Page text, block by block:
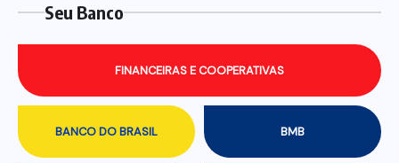
Seu Banco
BANCO DO BRASIL BMB
FINANCEIRAS E COOPERATIVAS